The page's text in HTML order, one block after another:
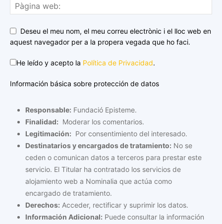
Deseu el meu nom, el meu correu electrònic i el lloc web en
aquest navegador per a la propera vegada que ho faci.
He leído y acepto la Política de Privacidad.
Información básica sobre protección de datos
Responsable: Fundació Episteme.
Finalidad: Moderar los comentarios.
Legitimación: Por consentimiento del interesado.
Destinatarios y encargados de tratamiento: No se
ceden o comunican datos a terceros para prestar este
servicio. El Titular ha contratado los servicios de
alojamiento web a Nominalia que actúa como
encargado de tratamiento.
Derechos: Acceder, rectificar y suprimir los datos.
Información Adicional: Puede consultar la información